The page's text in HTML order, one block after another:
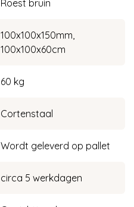
Roest bruin
100x100x150mm,
100x100x60cm
60 kg
Cortenstaal
Wordt geleverd op pallet
circa 5 werkdagen